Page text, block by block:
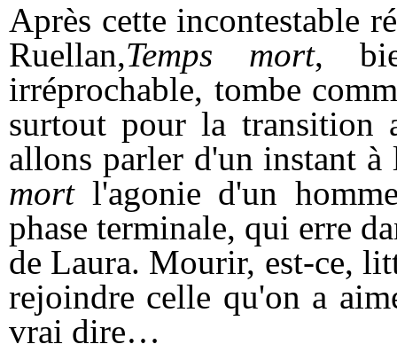
Après cette incontestable
Ruellan,Temps mort,
irréprochable, tombe
surtout pour la transition
allons parler d'un instant
mortl'agonie d'un
phase terminale, qui erre
de Laura. Mourir, est-ce,
rejoindre celle qu'on a
vrai dire…